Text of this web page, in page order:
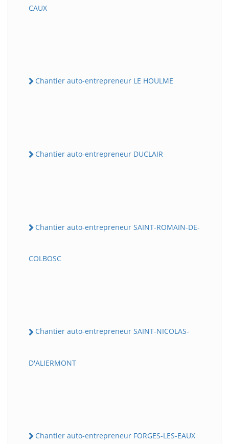
CAUX
Chantier auto-entrepreneur LE HOULME
Chantier auto-entrepreneur DUCLAIR
Chantier auto-entrepreneur SAINT-ROMAIN-DE-
COLBOSC
Chantier auto-entrepreneur SAINT-NICOLAS-
D'ALIERMONT
Chantier auto-entrepreneur FORGES-LES-EAUX